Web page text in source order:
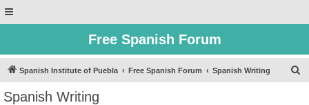
Free Spanish Forum
Spanish Institute of Puebla Free Spanish Forum Spanish Writing
Spanish Writing